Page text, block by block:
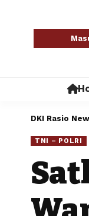
DKI Rasio
TNI – POLRI